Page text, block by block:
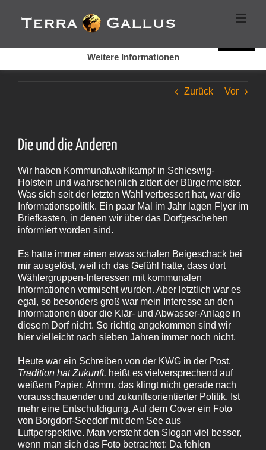
Inhalt
springen
Zurück Vor
Die und die Anderen
Wir haben Kommunalwahlkampf in Schleswig-
Holstein und wahrscheinlich zittert der Bürgermeister.
Was sich seit der letzten Wahl verbessert hat, war die
Informationspolitik. Ein paar Mal im Jahr lagen Flyer im
Briefkasten, in denen wir über das Dorfgeschehen
informiert worden sind.
Es hatte immer einen etwas schalen Beigeschack bei
mir ausgelöst, weil ich das Gefühl hatte, dass dort
Wählergruppen-Interessen mit kommunalen
Informationen vermischt wurden. Aber letztlich war es
egal, so besonders groß war mein Interesse an den
Informationen über die Klär- und Abwasser-Anlage in
diesem Dorf nicht. So richtig angekommen sind wir
hier vielleicht nach sieben Jahren immer noch nicht.
Heute war ein Schreiben von der KWG in der Post.
Tradition hat Zukunft. heißt es vielversprechend auf
weißem Papier. Ähmm, das klingt nicht gerade nach
vorausschauender und zukunftsorientierter Politik. Ist
mehr eine Entschuldigung. Auf dem Cover ein Foto
von Borgdorf-Seedorf mit dem See aus
Luftperspektive. Man versteht den Slogan viel besser,
wenn man sich das Foto betrachtet: Da fehlen
Cookies helfen auf auf dieser Seite bei der Bereitstellung der
Dienste. Durch die Nutzung dieser Webseite erklären Sie sich
Weitere Informationen